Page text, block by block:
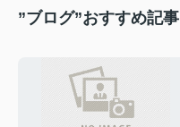
”ブログ”おすすめ記事